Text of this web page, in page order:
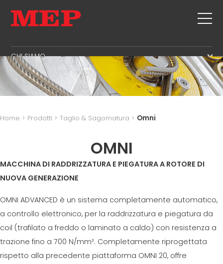
CHI SIAMO
IL GRUPPO
PARTNER
MEP BUSINESS SCHOOL
PRODOTTI
STAFFE
RADDRIZZATURA
PIEGA / SAGOMATURA
PALI / GABBIE
TRALICCIO
RETE
USATO
TWINSENSE
MEP NEL MONDO
RETE DI VENDITA
Home > Prodotti > Taglio & Sagomatura > Omni
OMNI
MACCHINA DI RADDRIZZATURA E PIEGATURA A ROTORE DI
NUOVA GENERAZIONE
OMNI ADVANCED è un sistema completamente automatico,
a controllo elettronico, per la raddrizzatura e piegatura da
coil (trafilato a freddo o laminato a caldo) con resistenza a
trazione fino a 700 N/mm². Completamente riprogettata
rispetto alla precedente piattaforma OMNI 20, offre